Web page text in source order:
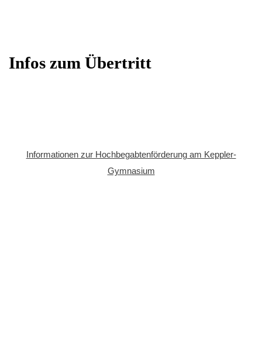
Infos zum Übertritt
Informationen zur Hochbegabtenförderung am Keppler-
Gymnasium